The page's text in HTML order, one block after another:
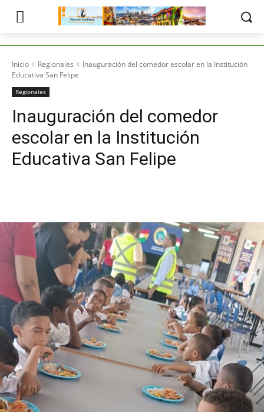
Inicio Regionales
Inauguración del comedor escolar en la Institución
Educativa San Felipe
Regionales
Inauguración del comedor
escolar en la Institución
Educativa San Felipe